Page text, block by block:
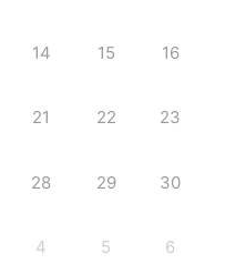
14 15 16
21 22 23
28 29 30
4 5 6